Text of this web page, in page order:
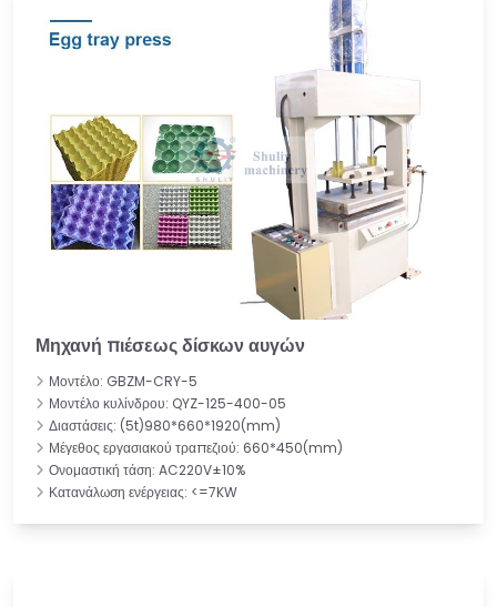
Μηχανή πιέσεως δίσκων αυγών
Μοντέλο: GBZM-CRY-5
Μοντέλο κυλίνδρου: QYZ-125-400-05
Διαστάσεις: (5t)980*660*1920(mm)
Μέγεθος εργασιακού τραπεζιού: 660*450(mm)
Ονομαστική τάση: AC220V±10%
Κατανάλωση ενέργειας: <=7KW